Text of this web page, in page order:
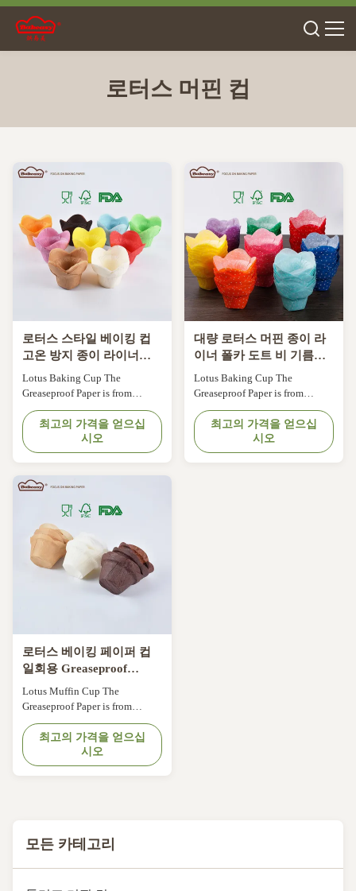
로터스 머핀 컵
로터스 스타일 베이킹 컵
고온 방지 종이 라이너
FDA 및 FSC 인증 베이킹
종이 다채로운 로터스 베
Lotus Baking Cup The
Greaseproof Paper is from
Nordic Paper of Sweden.
Comply with FDA, KOSHER,
LFGB, QS Oil-resist, bakable &
max.temperature 220°C. Flexo-
baked products fresher and
최고의 가격을 얻으십
시오
대량 로터스 머핀 종이 라
이너 폴카 도트 비 기름기
오븐 안전한 일회용 케이
크 홀더 홈 베이킹 결혼식
Lotus Baking Cup The
Greaseproof Paper is from
Nordic Paper of Sweden.
Comply with FDA, KOSHER,
LFGB, QS Oil-resist, bakable &
max.temperature 220°C. Flexo-
최고의 가격을 얻으십
시오
로터스 베이킹 페이퍼 컵
일회용 Greaseproof
Muffin Liners Non Stick
Cupcake Wrappers
Lotus Muffin Cup The
Greaseproof Paper is from
Nordic Paper of Sweden Comply
with FDA, KOSHER, LFGB, QS.
Oil-resist, bakable &
max.temperature 220°C. Keep
최고의 가격을 얻으십
시오
모든 카테고리